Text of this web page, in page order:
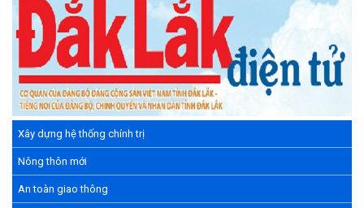
Xây dựng hệ thống chính trị
Nông thôn mới
An toàn giao thông